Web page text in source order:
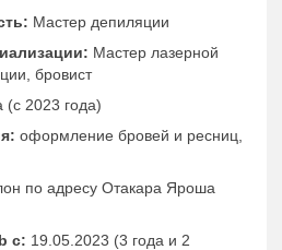
Мастер депиляции
Мастер лазерной
бровист
(с 2023 года)
оформление бровей и ресниц,
по адресу Отакара Яроша
c: 19.05.2023 (3 года и 2